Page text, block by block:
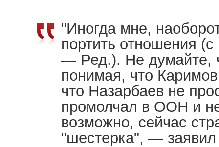
"Иногда мне,
портить отношения
— Ред.). Не думайте,
понимая, что
что Назарбаев не
промолчал в ООН и
возможно, сейчас
"шестерка", — заявил